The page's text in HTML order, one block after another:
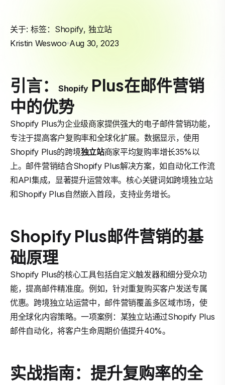
关于: 标签： Shopify, 独立站
Kristin Weswoo Aug 30, 2023
引言： ShopifyPlus在邮件营销
中的优势
Shopify Plus为企业级商家提供强大的电子邮件营销功能，
专注于提高客户复购率和全球化扩展。数据显示，使用
Shopify Plus的跨境独立站商家平均复购率增长35%以
上。邮件营销结合Shopify Plus解决方案，如自动化工作流
和API集成，显著提升运营效率。核心关键词如跨境独立站
和Shopify Plus自然嵌入首段，支持业务增长。
Shopify Plus邮件营销的基
础原理
Shopify Plus的核心工具包括自定义触发器和细分受众功
能，提高邮件精准度。例如，针对重复购买客户发送专属
优惠。跨境独立站运营中，邮件营销覆盖多区域市场，使
用全球化内容策略。一项案例：某独立站通过Shopify Plus
邮件自动化，将客户生命周期价值提升40%。
实战指南：提升复购率的全